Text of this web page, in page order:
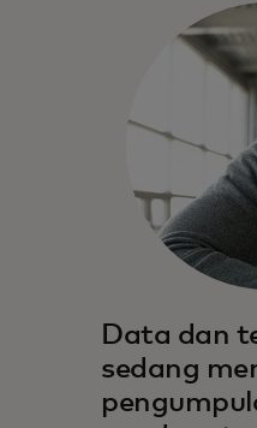
Data dan
sedang